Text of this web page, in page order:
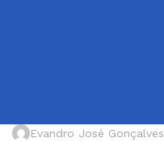
Evandro José Gonçalves